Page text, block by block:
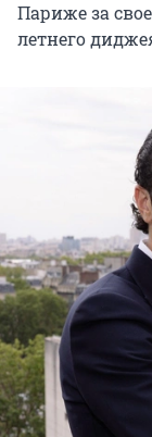
Париже за
летнего